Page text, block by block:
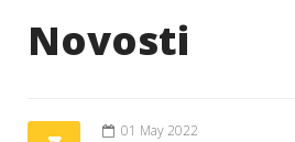
Novosti
01 May 2022